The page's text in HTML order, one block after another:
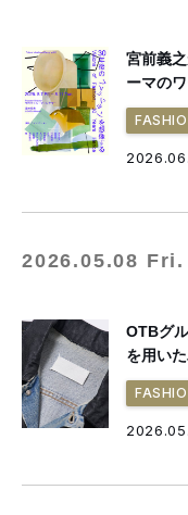
宮前義
ーマの
2026.05.08 Fri.
OTBグ
を用い